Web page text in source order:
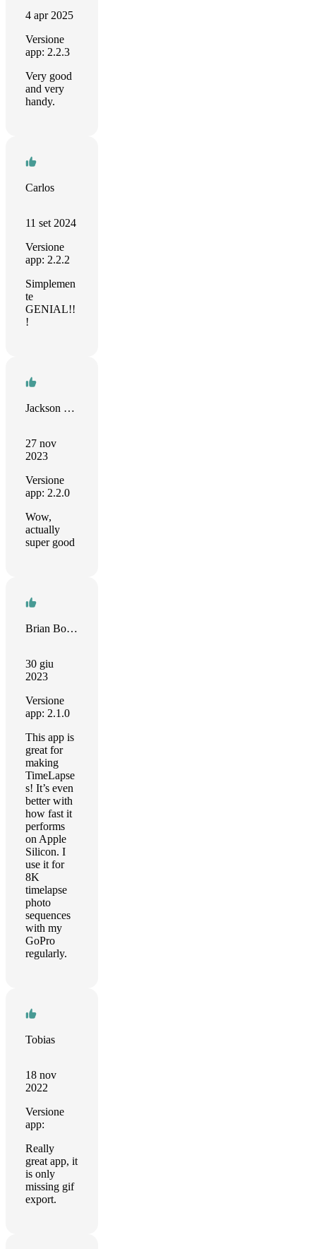
4 apr 2025
Versione
app: 2.2.3
Very good
and very
handy.
Carlos
11 set 2024
Versione
app: 2.2.2
Simplemen
te
GENIAL!!
!
Jackson Casimiro
27 nov
2023
Versione
app: 2.2.0
Wow,
actually
super good
Brian Botterill
30 giu
2023
Versione
app: 2.1.0
This app is
great for
making
TimeLapse
s! It’s even
better with
how fast it
performs
on Apple
Silicon. I
use it for
8K
timelapse
photo
sequences
with my
GoPro
regularly.
Tobias
18 nov
2022
Versione
app:
Really
great app, it
is only
missing gif
export.